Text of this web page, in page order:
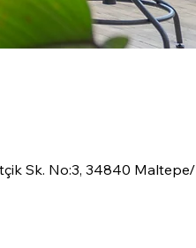
Sk. No:3, 34840 Maltepe/